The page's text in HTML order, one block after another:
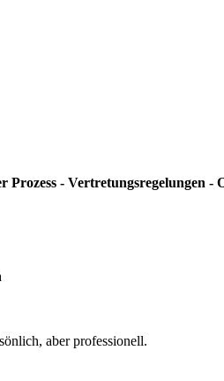
- Vertretungsregelungen
aber professionell.